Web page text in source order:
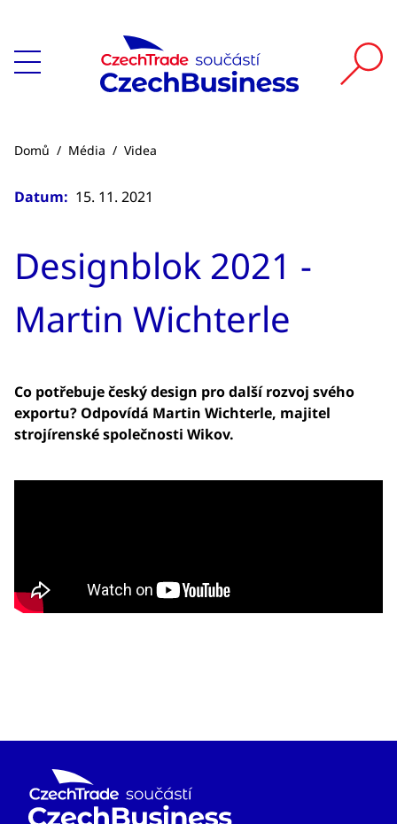
Domů / Média / Videa
Datum: 15. 11. 2021
Designblok 2021 -
Martin Wichterle
Co potřebuje český design pro další rozvoj svého
exportu? Odpovídá Martin Wichterle, majitel
strojírenské společnosti Wikov.